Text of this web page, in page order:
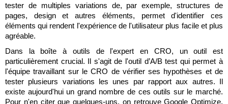
Linda Kraim
Lisa Protin
Lore Fierens
Lotte Vranckx
Louis Nassogne
tester de multiples variations de, par exemple, structures de
pages, design et autres éléments, permet d'identifier ces
éléments qui rendent l'expérience de l'utilisateur plus facile et plus
agréable.
Dans la boîte à outils de l'expert en CRO, un outil est
particulièrement crucial. Il s'agit de l'outil d’A/B test qui permet à
l'équipe travaillant sur le CRO de vérifier ses hypothèses et de
tester plusieurs variations les unes par rapport aux autres. Il
existe aujourd'hui un grand nombre de ces outils sur le marché.
Pour n'en citer que quelques-uns, on retrouve Google Optimize,